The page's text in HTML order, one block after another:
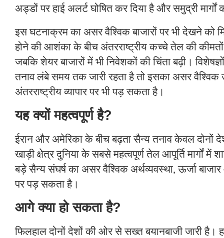
अड्डों पर हाई अलर्ट घोषित कर दिया है और समुद्री मार्गों
इस घटनाक्रम का असर वैश्विक बाजारों पर भी देखने को
होने की आशंका के बीच अंतरराष्ट्रीय कच्चे तेल की
जबकि शेयर बाजारों में भी निवेशकों की चिंता बढ़ी।
तनाव लंबे समय तक जारी रहता है तो इसका असर वैश्विक
अंतरराष्ट्रीय व्यापार पर भी पड़ सकता है।
यह क्यों महत्वपूर्ण है?
ईरान और अमेरिका के बीच बढ़ता सैन्य तनाव केवल दोनों
खाड़ी क्षेत्र दुनिया के सबसे महत्वपूर्ण तेल आपूर्ति मार्गों में
बड़े सैन्य संघर्ष का असर वैश्विक अर्थव्यवस्था, ऊर्जा बाजार
पर पड़ सकता है।
आगे क्या हो सकता है?
फिलहाल दोनों देशों की ओर से सख्त बयानबाजी जारी है।